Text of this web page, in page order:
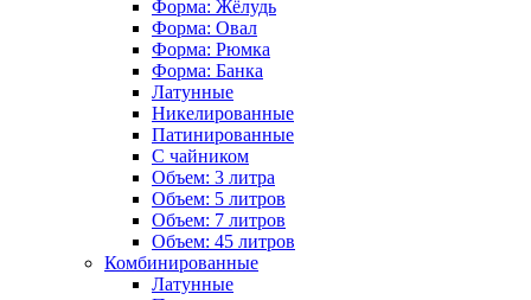
Форма: Жёлудь
Форма: Овал
Форма: Рюмка
Форма: Банка
Латунные
Никелированные
Патинированные
С чайником
Объем: 3 литра
Объем: 5 литров
Объем: 7 литров
Объем: 45 литров
Комбинированные
Латунные